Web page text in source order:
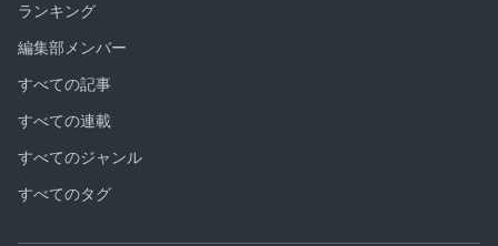
ランキング
編集部メンバー
すべての記事
すべての連載
すべてのジャンル
すべてのタグ